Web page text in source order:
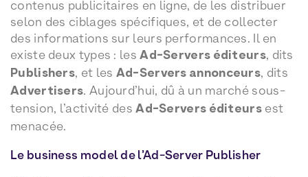
contenus publicitaires en ligne, de les distribuer
selon des ciblages spécifiques, et de collecter
des informations sur leurs performances. Il en
existe deux types : lesAd-Servers éditeurs, dits
Publishers, et les Ad-Servers annonceurs, dits
Advertisers. Aujourd’hui, dû à un marché sous-
tension, l’activité desAd-Servers éditeursest
menacée.
Le business model de l’Ad-Server Publisher